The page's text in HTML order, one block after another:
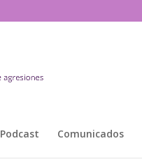
Podcast Comunicados